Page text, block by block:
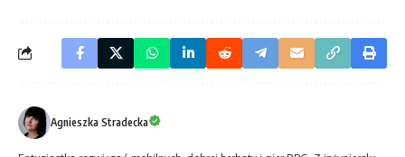
Agnieszka Stradecka